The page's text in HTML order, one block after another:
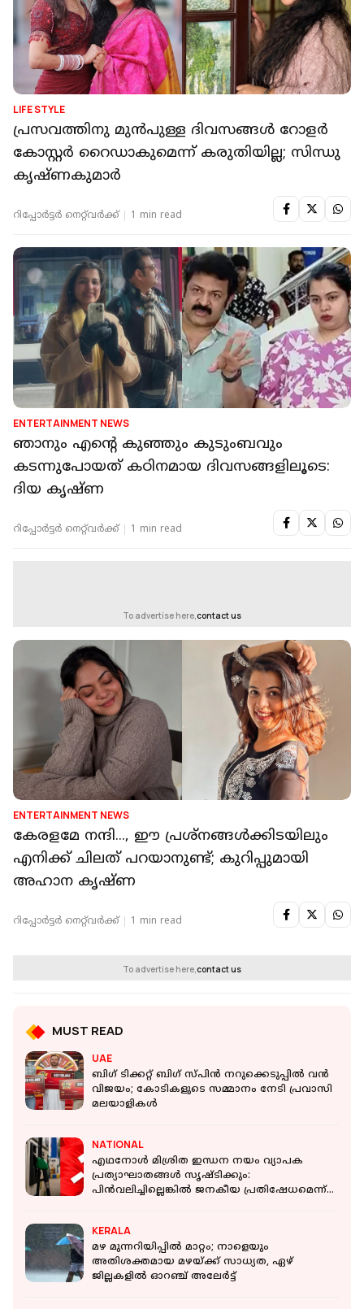
LIFE STYLE
പ്രസവത്തിനു മുൻപുള്ള ദിവസങ്ങൾ റോളർ
കോസ്റ്റർ റൈഡാകുമെന്ന് കരുതിയില്ല; സിന്ധു
കൃഷ്ണകുമാർ
റിപ്പോർട്ടർ നെറ്റ്‌വര്‍ക്ക്‌ 1 min read
ENTERTAINMENT NEWS
ഞാനും എന്‍റെ കുഞ്ഞും കുടുംബവും
കടന്നുപോയത് കഠിനമായ ദിവസങ്ങളിലൂടെ:
ദിയ കൃഷ്ണ
റിപ്പോർട്ടർ നെറ്റ്‌വര്‍ക്ക്‌ 1 min read
To advertise here, contact us
ENTERTAINMENT NEWS
കേരളമേ നന്ദി..., ഈ പ്രശ്‌നങ്ങൾക്കിടയിലും
എനിക്ക് ചിലത് പറയാനുണ്ട്; കുറിപ്പുമായി
അഹാന കൃഷ്ണ
റിപ്പോർട്ടർ നെറ്റ്‌വര്‍ക്ക്‌ 1 min read
To advertise here,contact us
MUST READ
UAE
ബിഗ് ടിക്കറ്റ് ബിഗ് സ്പിൻ നറുക്കെടുപ്പിൽ വൻ
വിജയം; കോടികളുടെ സമ്മാനം നേടി പ്രവാസി
മലയാളികൾ
NATIONAL
എഥനോൾ മിശ്രിത ഇന്ധന നയം വ്യാപക
പ്രത്യാഘാതങ്ങൾ സൃഷ്ടിക്കും:
പിൻവലിച്ചില്ലെങ്കിൽ ജനകീയ പ്രതിഷേധമെന്ന്
KERALA
മഴ മുന്നറിയിപ്പിൽ മാറ്റം; നാളെയും
അതിശക്തമായ മഴയ്ക്ക് സാധ്യത, ഏഴ്
ജില്ലകളിൽ ഓറഞ്ച് അലേർട്ട്